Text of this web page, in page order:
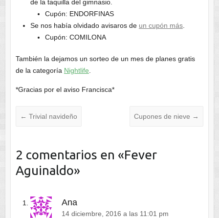
de la taquilla del gimnasio.
Cupón: ENDORFINAS
Se nos había olvidado avisaros de un cupón más.
Cupón: COMILONA
También la dejamos un sorteo de un mes de planes gratis
de la categoría Nightlife
*Gracias por el aviso Francisca*
← Trivial navideño Cupones de nieve →
2 comentarios en «Fever
Aguinaldo»
Ana
14 diciembre, 2016 a las 11:01 pm